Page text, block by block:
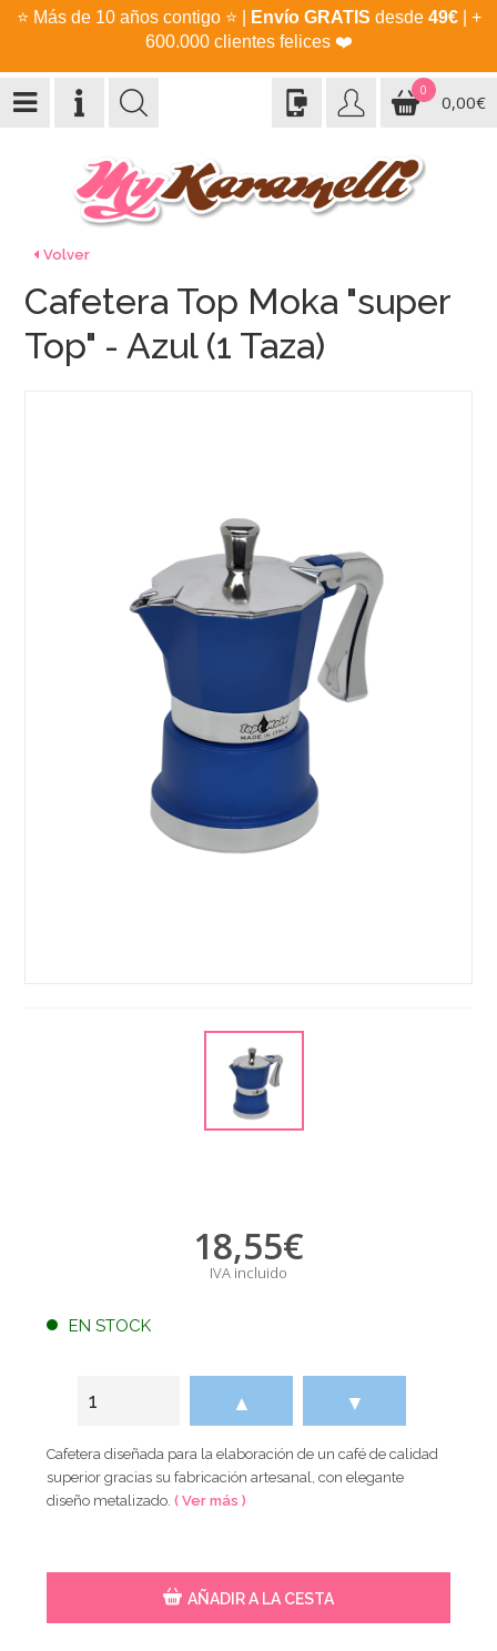
⭐ Más de 10 años contigo ⭐ Envío GRATIS desde 49€| +
600.000 clientes felices ❤️
0
0,00€
Volver
Cafetera Top Moka "super
Top" - Azul (1 Taza)
18,55€
IVA incluido
EN STOCK
▲ ▼
Cafetera diseñada para la elaboración de un café de calidad
superior gracias su fabricación artesanal, con elegante
diseño metalizado.( Ver más )
AÑADIR A LA CESTA